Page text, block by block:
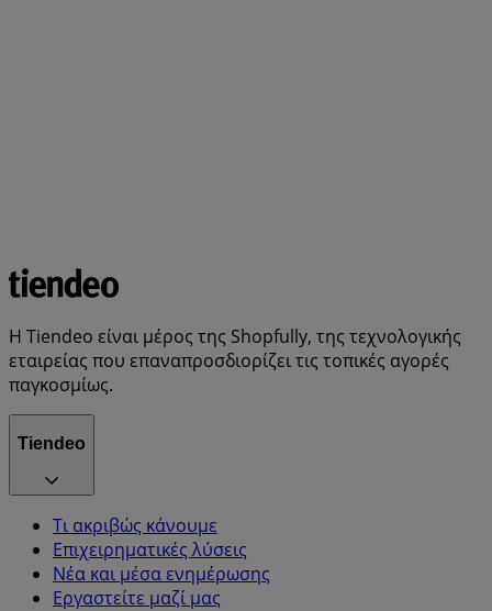
Η Tiendeo είναι μέρος της Shopfully, της τεχνολογικής
εταιρείας που επαναπροσδιορίζει τις τοπικές αγορές
παγκοσμίως.
Tiendeo
Τι ακριβώς κάνουμε
Επιχειρηματικές λύσεις
Νέα και μέσα ενημέρωσης
Εργαστείτε μαζί μας